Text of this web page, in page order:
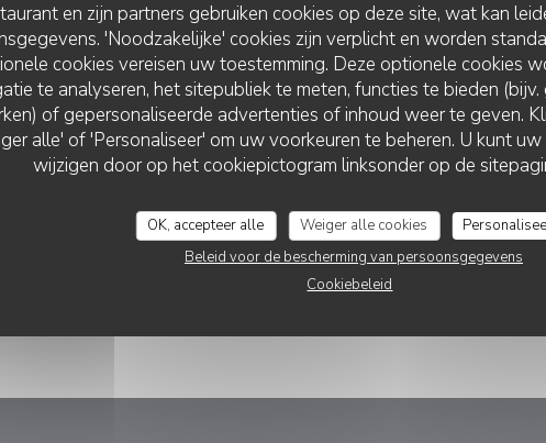
en zijn partners gebruiken cookies op deze site, wat kan
'Noodzakelijke' cookies zijn verplicht en worden
cookies vereisen uw toestemming. Deze optionele cookies
te analyseren, het sitepubliek te meten, functies te bieden
of gepersonaliseerde advertenties of inhoud weer te geven.
alle' of 'Personaliseer' om uw voorkeuren te beheren. U kunt
wijzigen door op het cookiepictogram linksonder op de
OK, accepteer alle Weiger alle cookies
Beleid voor de bescherming van persoonsgegevens
Cookiebeleid
L'EFFET BOEUF